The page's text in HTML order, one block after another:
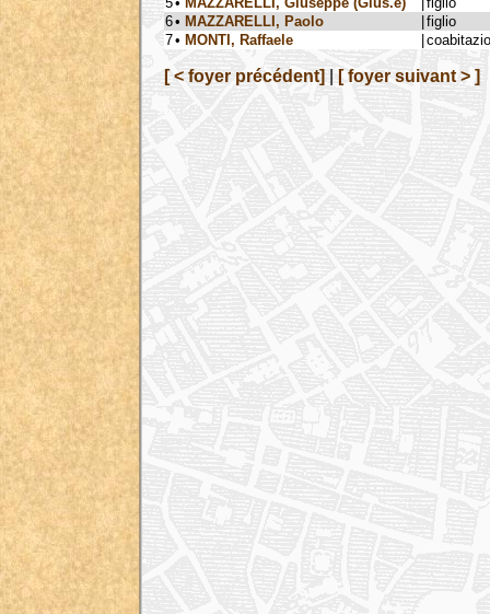
6• MAZZARELLI, Paolo |figlio
7• MONTI, Raffaele |
[ < foyer précédent] [ foyer suivant > ]